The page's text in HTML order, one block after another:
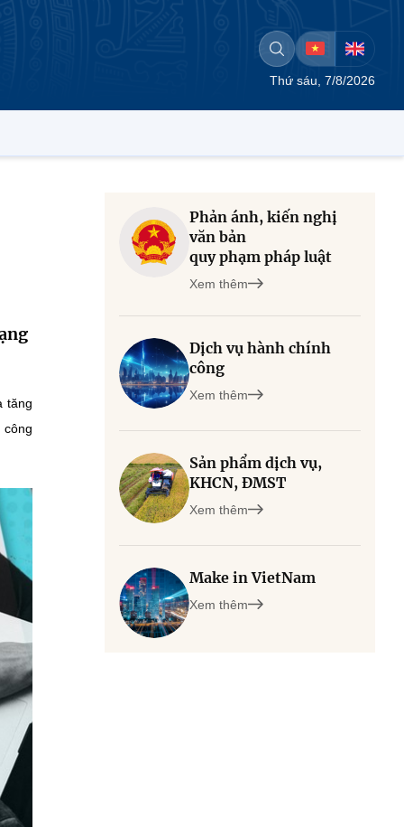
Thứ sáu, 7/8/2026
tăng
công
Phản ánh, kiến nghị
văn bản
quy phạm pháp luật
Xem thêm
Dịch vụ hành chính
công
Xem thêm
Sản phẩm dịch vụ,
KHCN, ĐMST
Xem thêm
Make in VietNam
Xem thêm